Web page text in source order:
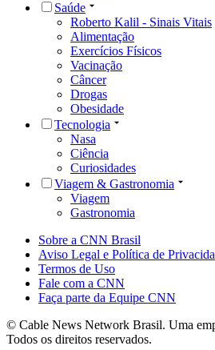
Saúde
Roberto Kalil - Sinais Vitais
Alimentação
Exercícios Físicos
Vacinação
Câncer
Drogas
Obesidade
Tecnologia
Nasa
Ciência
Curiosidades
Viagem & Gastronomia
Viagem
Gastronomia
Sobre a CNN Brasil
Aviso Legal e Política de
Termos de Uso
Fale com a CNN
Faça parte da Equipe CNN
© Cable News Network Brasil. Uma
Todos os direitos reservados.